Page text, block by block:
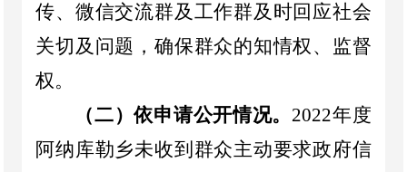
传、微信交流群及工作群及时回应社会
关切及问题 ，确保群众的知情权、监督
权。
（二）依申请公开情况。 2022年度
阿纳库勒乡未收到群众主动要求政府信